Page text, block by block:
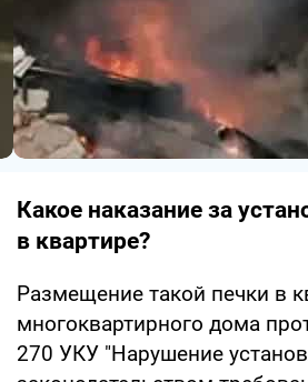
Какое наказание за
в квартире?
Размещение такой печки в
многоквартирного дома
270 УКУ "Нарушение